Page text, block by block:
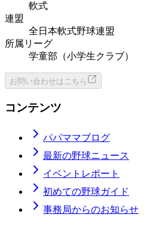
軟式
連盟
全日本軟式野球連盟
所属リーグ
学童部（小学生クラブ）
お問い合わせはこちら
コンテンツ
パパママブログ
最新の野球ニュース
イベントレポート
初めての野球ガイド
事務局からのお知らせ